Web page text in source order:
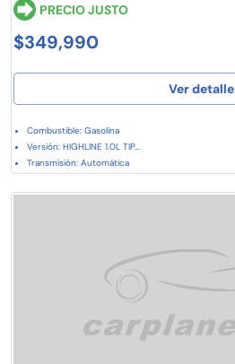
PRECIO JUSTO
$349,990
Ver detalle
Combustible: Gasolina
Versión: HIGHLINE 1.0L TIP...
Transmisión: Automática